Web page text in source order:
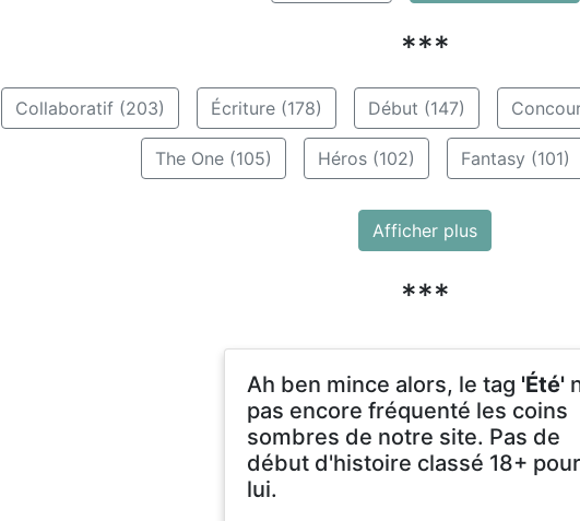
***
Collaboratif (203) Écriture (178) Début (147)
The One (105) Héros (102) Fantasy (101)
Afficher plus
***
Ah ben mince alors, le tag 'Été'
pas encore fréquenté les coins
sombres de notre site. Pas de
début d'histoire classé 18+ pour
lui.